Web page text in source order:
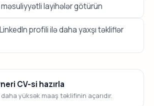
layihələr götürün
profili ilə daha yaxşı təkliflər
CV-si hazırla
yüksək maaş təklifinin açarıdır.